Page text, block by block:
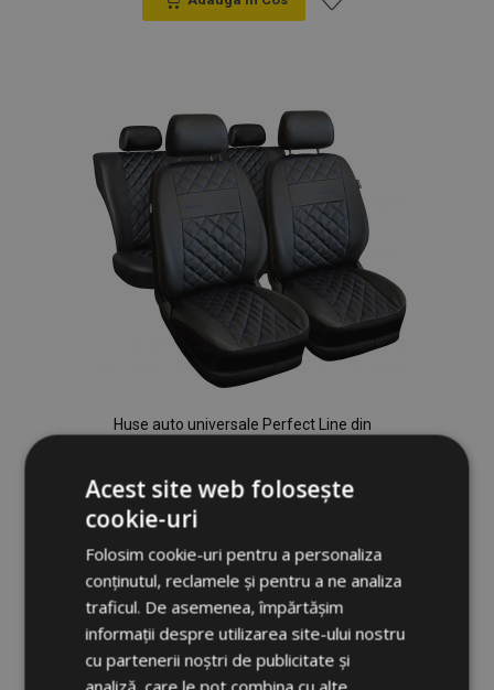
Dorințe
Huse auto universale Perfect Line din
306,00 lei
Adauga In Cos
Lista
de
Dorințe
Acest site web folosește
cookie-uri
Folosim cookie-uri pentru a personaliza
conținutul, reclamele și pentru a ne analiza
traficul. De asemenea, împărtășim
informații despre utilizarea site-ului nostru
cu partenerii noștri de publicitate și